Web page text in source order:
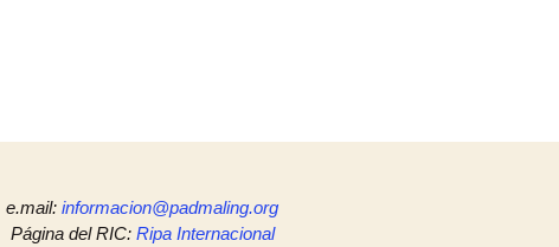
e.mail: informacion@padmaling.org
Página del RIC: Ripa Internacional